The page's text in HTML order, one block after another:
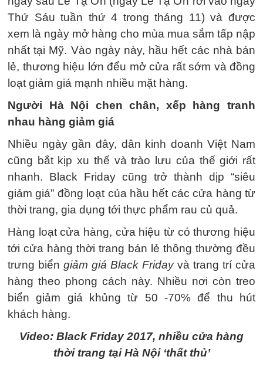
Thứ Sáu tuần thứ 4 trong tháng 11) và được
xem là ngày mở hàng cho mùa mua sắm tấp nập
nhất tại Mỹ. Vào ngày này, hầu hết các nhà bán
lẻ, thương hiệu lớn đểu mở cửa rất sớm và đồng
loạt giảm giá mạnh nhiều mặt hàng.
Người Hà Nội chen chân, xếp hàng tranh
nhau hàng giảm giá
Nhiều ngày gần đây, dân kinh doanh Việt Nam
cũng bắt kịp xu thế và trào lưu của thế giới rất
nhanh. Black Friday cũng trở thành dịp “siêu
giảm giá” đồng loạt của hầu hết các cửa hàng từ
thời trang, gia dụng tới thực phẩm rau củ quả.
Hàng loạt cửa hàng, cửa hiệu từ có thương hiệu
tới cửa hàng thời trang bán lẻ thông thường đều
trưng biển giảm giá Black Fridayvà trang trí cửa
hàng theo phong cách này. Nhiều nơi còn treo
biển giảm giá khủng từ 50 -70% để thu hút
khách hàng.
Video: Black Friday 2017, nhiều cửa hàng
thời trang tại Hà Nội ‘thất thủ’